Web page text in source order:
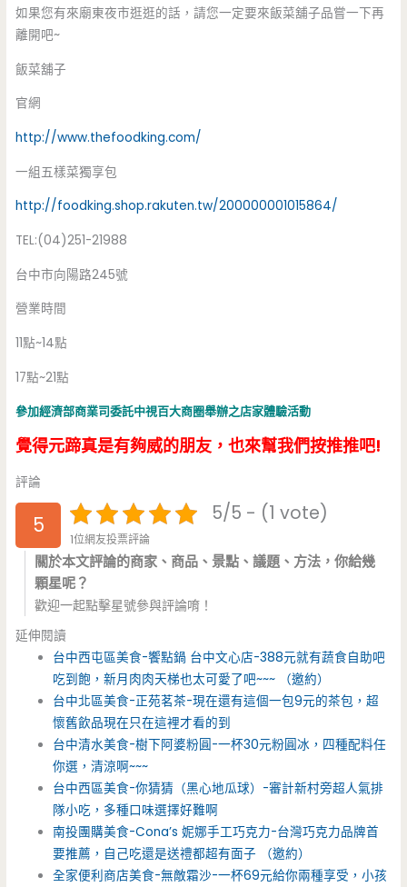
如果您有來廟東夜市逛逛的話，請您一定要來飯菜舖子品嘗一下再
離開吧~
飯菜舖子
官網
http://www.thefoodking.com/
一組五樣菜獨享包
http://foodking.shop.rakuten.tw/200000001015864/
TEL:(04)251-21988
台中市向陽路245號
營業時間
11點~14點
17點~21點
參加經濟部商業司委託中視百大商圈舉辦之店家體驗活動
覺得元蹄真是有夠威的朋友，也來幫我們按推推吧!
評論
5 5/5 - (1 vote)
1位網友投票評論
關於本文評論的商家、商品、景點、議題、方法，你給幾
顆星呢？
歡迎一起點擊星號參與評論唷！
延伸閱讀
台中西屯區美食-饗點鍋 台中文心店-388元就有蔬食自助吧
吃到飽，新月肉肉天梯也太可愛了吧~~~ （邀約）
台中北區美食-正苑茗茶-現在還有這個一包9元的茶包，超
懷舊飲品現在只在這裡才看的到
台中清水美食-樹下阿婆粉圓-一杯30元粉圓冰，四種配料任
你選，清涼啊~~~
台中西區美食-你猜猜（黑心地瓜球）-審計新村旁超人氣排
隊小吃，多種口味選擇好難啊
南投團購美食-Cona’s 妮娜手工巧克力-台灣巧克力品牌首
要推薦，自己吃還是送禮都超有面子 （邀約）
全家便利商店美食-無敵霜沙-一杯69元給你兩種享受，小孩